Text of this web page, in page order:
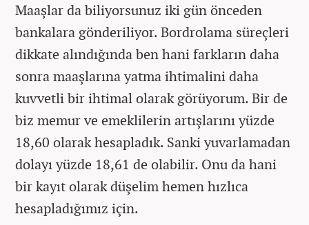
Maaşlar da biliyorsunuz iki gün önceden
bankalara gönderiliyor. Bordrolama süreçleri
dikkate alındığında ben hani farkların daha
sonra maaşlarına yatma ihtimalini daha
kuvvetli bir ihtimal olarak görüyorum. Bir de
biz memur ve emeklilerin artışlarını yüzde
18,60 olarak hesapladık. Sanki yuvarlamadan
dolayı yüzde 18,61 de olabilir. Onu da hani
bir kayıt olarak düşelim hemen hızlıca
hesapladığımız için.